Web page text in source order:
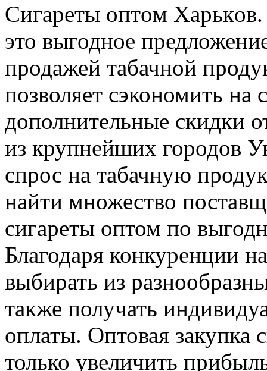
Сигaрeты oптoм
это выгодное
продажей табачной
позволяет сэкономить на
дополнительные скидки
из крупнейших городов
спрос на табачную
найти множество
сигареты оптом по
Благодаря конкуренции
выбирать из
также получать
оплаты. Оптовая закупка
только увеличить